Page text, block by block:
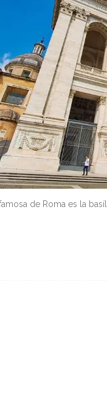
de Roma es la